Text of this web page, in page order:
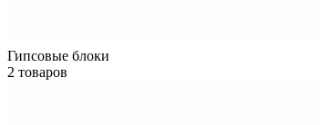
Гипсовые блоки
2 товаров